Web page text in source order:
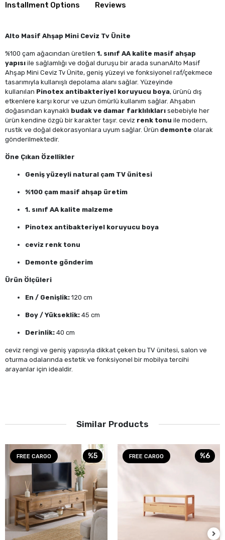
Installment Options Reviews
Alto Masif Ahşap Mini Ceviz Tv Ünite
%100 çam ağacından üretilen 1. sınıf AA kalite masif ahşap
yapısı ile sağlamlığı ve doğal duruşu bir arada sunanAlto Masif
Ahşap Mini Ceviz Tv Ünite, geniş yüzeyi ve fonksiyonel raf/çekmece
tasarımıyla kullanışlı depolama alanı sağlar. Yüzeyinde
kullanılan Pinotex antibakteriyel koruyucu boya, ürünü dış
etkenlere karşı korur ve uzun ömürlü kullanım sağlar. Ahşabın
doğasından kaynaklı budak ve damar farklılıkları sebebiyle her
ürün kendine özgü bir karakter taşır. ceviz renk tonu ile modern,
rustik ve doğal dekorasyonlara uyum sağlar. Ürün demonte olarak
gönderilmektedir.
Öne Çıkan Özellikler
Geniş yüzeyli natural çam TV ünitesi
%100 çam masif ahşap üretim
1. sınıf AA kalite malzeme
Pinotex antibakteriyel koruyucu boya
ceviz renk tonu
Demonte gönderim
Ürün Ölçüleri
En / Genişlik: 120 cm
Boy / Yükseklik: 45 cm
Derinlik: 40 cm
ceviz rengi ve geniş yapısıyla dikkat çeken bu TV ünitesi, salon ve
oturma odalarında estetik ve fonksiyonel bir mobilya tercihi
arayanlar için idealdir.
Similar Products
FREE CARGO %5 FREE CARGO %6